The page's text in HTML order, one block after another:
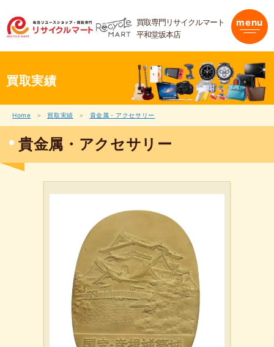
を
ス
キ
プ
買取専門リサイクルマート
平和堂坂本店
menu
買取実績
Home 買取実績 貴金属・アクセサリー
貴金属・アクセサリー